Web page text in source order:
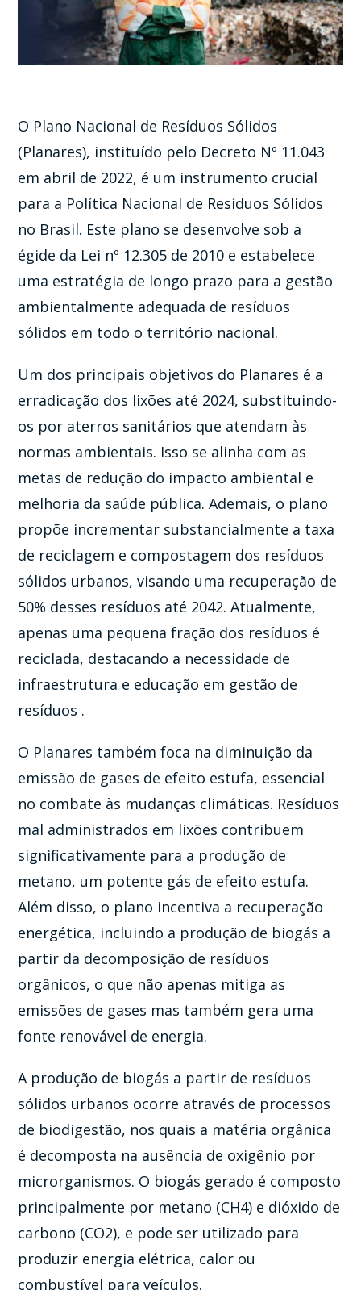
O Plano Nacional de Resíduos Sólidos
(Planares), instituído pelo Decreto Nº 11.043
em abril de 2022, é um instrumento crucial
para a Política Nacional de Resíduos Sólidos
no Brasil. Este plano se desenvolve sob a
égide da Lei nº 12.305 de 2010 e estabelece
uma estratégia de longo prazo para a gestão
ambientalmente adequada de resíduos
sólidos em todo o território nacional.
Um dos principais objetivos do Planares é a
erradicação dos lixões até 2024, substituindo-
os por aterros sanitários que atendam às
normas ambientais. Isso se alinha com as
metas de redução do impacto ambiental e
melhoria da saúde pública. Ademais, o plano
propõe incrementar substancialmente a taxa
de reciclagem e compostagem dos resíduos
sólidos urbanos, visando uma recuperação de
50% desses resíduos até 2042. Atualmente,
apenas uma pequena fração dos resíduos é
reciclada, destacando a necessidade de
infraestrutura e educação em gestão de
resíduos​ .
O Planares também foca na diminuição da
emissão de gases de efeito estufa, essencial
no combate às mudanças climáticas. Resíduos
mal administrados em lixões contribuem
significativamente para a produção de
metano, um potente gás de efeito estufa.
Além disso, o plano incentiva a recuperação
energética, incluindo a produção de biogás a
partir da decomposição de resíduos
orgânicos, o que não apenas mitiga as
emissões de gases mas também gera uma
fonte renovável de energia.
A produção de biogás a partir de resíduos
sólidos urbanos ocorre através de processos
de biodigestão, nos quais a matéria orgânica
é decomposta na ausência de oxigênio por
microrganismos. O biogás gerado é composto
principalmente por metano (CH4) e dióxido de
carbono (CO2), e pode ser utilizado para
produzir energia elétrica, calor ou
combustível para veículos.